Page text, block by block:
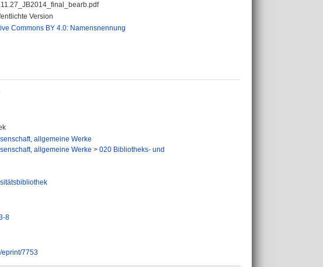
Version
Commons BY 4.0: Namensnennung
allgemeine Werke
allgemeine Werke > 020 Bibliotheks- und
8
eprint/7753